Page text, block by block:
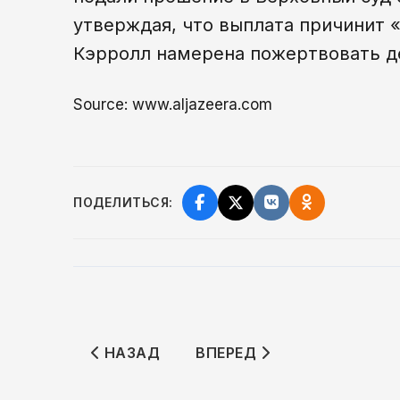
утверждая, что выплата причинит
Кэрролл намерена пожертвовать
Source: www.aljazeera.com
ПОДЕЛИТЬСЯ:
ПРЕДЫДУЩИЙ: КОНФЛИКТ МЕЖДУ
НАЗАД СЛЕДУЮЩИЙ:
ВПЕРЕД